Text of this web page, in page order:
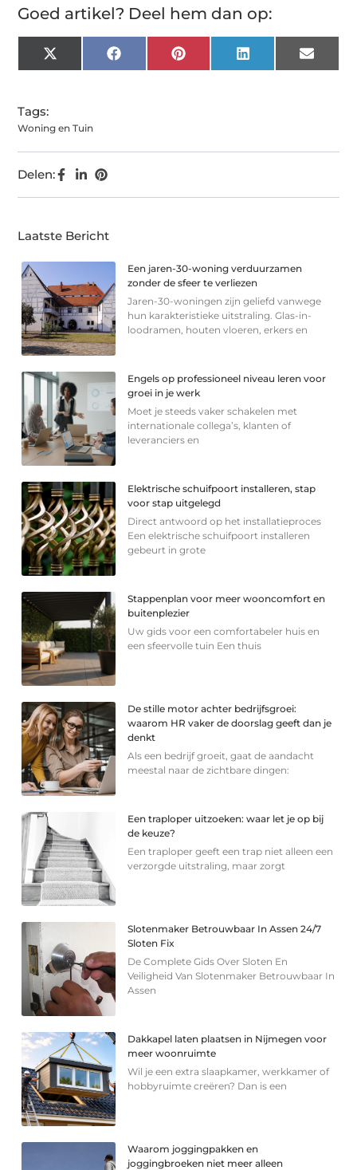
Goed artikel? Deel hem dan op:
X
(Twitter)
Facebook Pinterest LinkedIn Email
Tags:
Woning en Tuin
Delen:
Laatste Bericht
Een jaren-30-woning verduurzamen
zonder de sfeer te verliezen
Jaren-30-woningen zijn geliefd vanwege
hun karakteristieke uitstraling. Glas-in-
loodramen, houten vloeren, erkers en
Engels op professioneel niveau leren voor
groei in je werk
Moet je steeds vaker schakelen met
internationale collega’s, klanten of
leveranciers en
Elektrische schuifpoort installeren, stap
voor stap uitgelegd
Direct antwoord op het installatieproces
Een elektrische schuifpoort installeren
gebeurt in grote
Stappenplan voor meer wooncomfort en
buitenplezier
Uw gids voor een comfortabeler huis en
een sfeervolle tuin Een thuis
De stille motor achter bedrijfsgroei:
waarom HR vaker de doorslag geeft dan je
denkt
Als een bedrijf groeit, gaat de aandacht
meestal naar de zichtbare dingen:
Een traploper uitzoeken: waar let je op bij
de keuze?
Een traploper geeft een trap niet alleen een
verzorgde uitstraling, maar zorgt
Slotenmaker Betrouwbaar In Assen 24/7
Sloten Fix
De Complete Gids Over Sloten En
Veiligheid Van Slotenmaker Betrouwbaar In
Assen
Dakkapel laten plaatsen in Nijmegen voor
meer woonruimte
Wil je een extra slaapkamer, werkkamer of
hobbyruimte creëren? Dan is een
Waarom joggingpakken en
joggingbroeken niet meer alleen